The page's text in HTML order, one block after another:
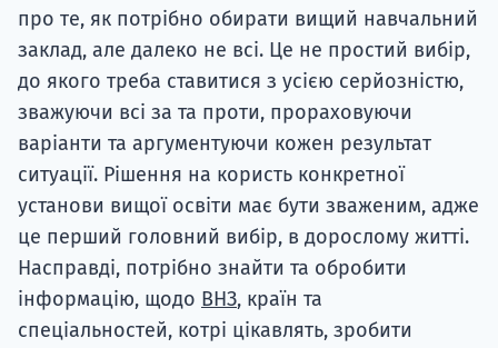
про те, як потрібно обирати вищий навчальний
заклад, але далеко не всі. Це не простий вибір,
до якого треба ставитися з усією серйозністю,
зважуючи всі за та проти, прораховуючи
варіанти та аргументуючи кожен результат
ситуації. Рішення на користь конкретної
установи вищої освіти має бути зваженим, адже
це перший головний вибір, в дорослому житті.
Насправді, потрібно знайти та обробити
інформацію, щодо ВНЗ, країн та
спеціальностей, котрі цікавлять, зробити